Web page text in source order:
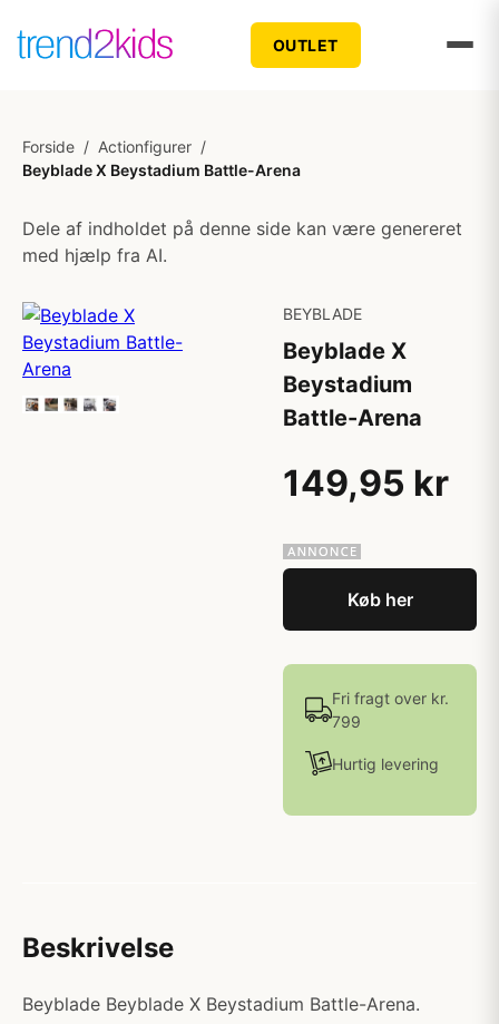
OUTLET
Forside / Actionfigurer /
Beyblade X Beystadium Battle-Arena
Dele af indholdet på denne side kan være genereret
med hjælp fra AI.
BEYBLADE
Beyblade X
Beystadium
Battle-Arena
149,95 kr
Køb her
Fri fragt over kr.
799
Hurtig levering
Beskrivelse
Beyblade Beyblade X Beystadium Battle-Arena.